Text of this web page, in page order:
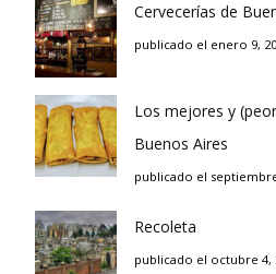
Cervecerías de
publicado el enero 9,
Los mejores y
Buenos Aires
publicado el
Recoleta
publicado el octubre 4,